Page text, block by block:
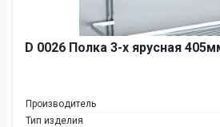
D 0026 Полка 3-х ярусная
Производитель
Тип изделия